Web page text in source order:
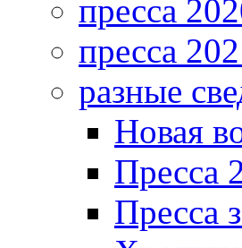
пресса
пресса
разные
Новая
Пресса
Пресса